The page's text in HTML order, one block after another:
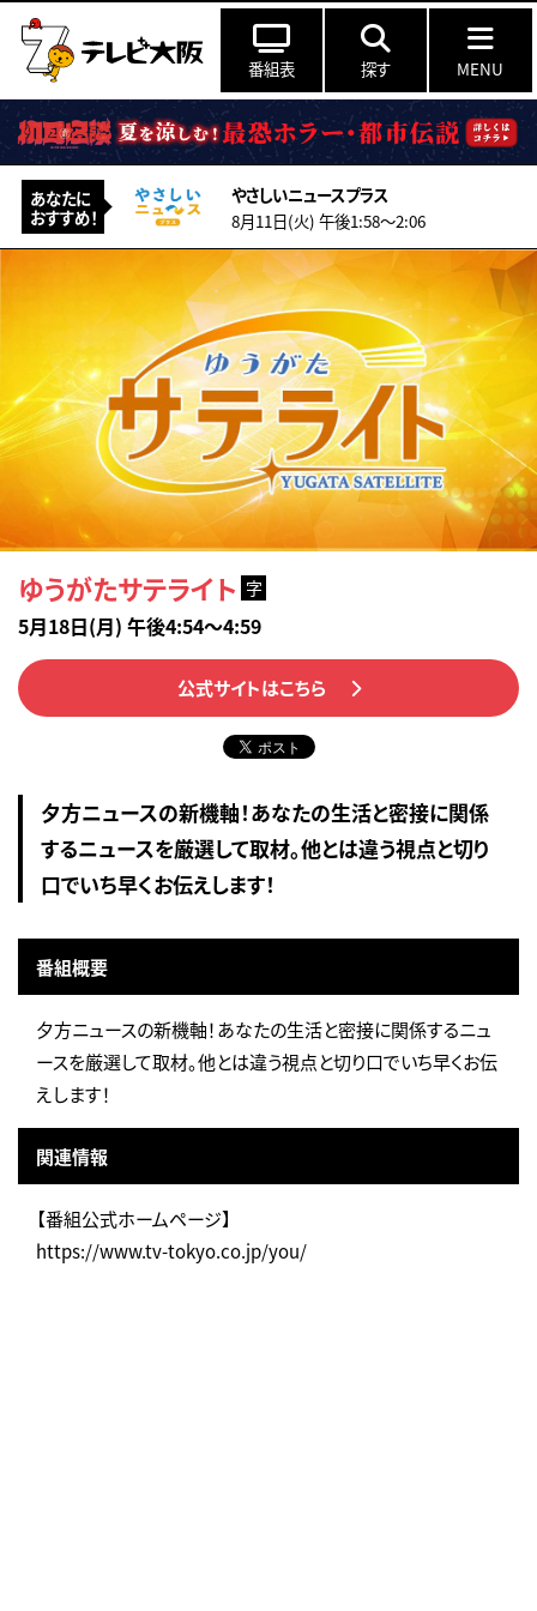
番組表 探す MENU
あなたに
おすすめ！
やさしいニュースプラス
8月11日(火) 午後1:58〜2:06
ゆうがたサテライト 字
5月18日(月) 午後4:54～4:59
公式サイトはこちら
夕方ニュースの新機軸！あなたの生活と密接に関係
するニュースを厳選して取材。他とは違う視点と切り
口でいち早くお伝えします！
番組概要
夕方ニュースの新機軸！あなたの生活と密接に関係するニュ
ースを厳選して取材。他とは違う視点と切り口でいち早くお伝
えします！
関連情報
【番組公式ホームページ】
https://www.tv-tokyo.co.jp/you/